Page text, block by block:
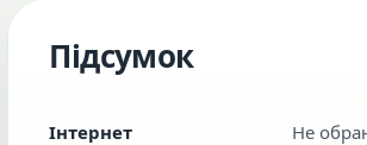
Підсумок
Інтернет Не